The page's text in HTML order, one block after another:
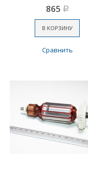
865 Р
В КОРЗИНУ
Сравнить